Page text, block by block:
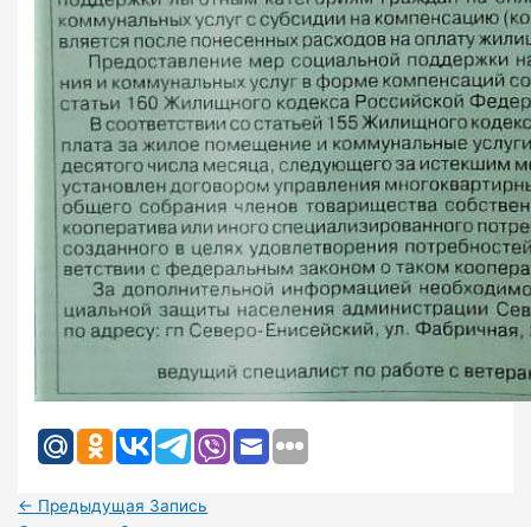
← Предыдущая Запись